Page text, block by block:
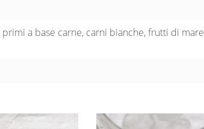
a base carne, carni bianche, frutti di mare